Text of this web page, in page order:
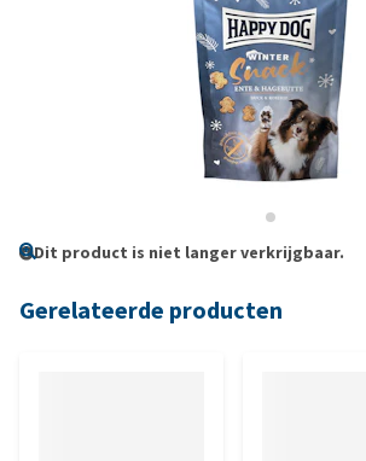
Dit product is niet langer verkrijgbaar.
Gerelateerde producten